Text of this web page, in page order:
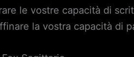
le vostre capacità di
la vostra capacità di